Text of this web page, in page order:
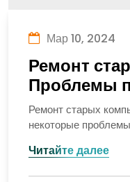
Мар 10, 2024
Ремонт
Проблемы
Ремонт старых
некоторые
Читайте далее